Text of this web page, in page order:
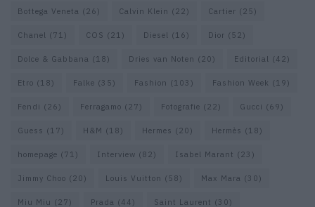
Bottega Veneta (26) Calvin Klein (22) Cartier (25)
Chanel (71) COS (21) Diesel (16) Dior (52)
Dolce & Gabbana (18) Dries van Noten (20) Editorial (42)
Etro (18) Falke (35) Fashion (103) Fashion Week (19)
Fendi (26) Ferragamo (27) Fotografie (22) Gucci (69)
Guess (17) H&M (18) Hermes (20) Hermès (18)
homepage (71) Interview (82) Isabel Marant (23)
Jimmy Choo (20) Louis Vuitton (58) Max Mara (30)
Miu Miu (27) Prada (44) Saint Laurent (30)